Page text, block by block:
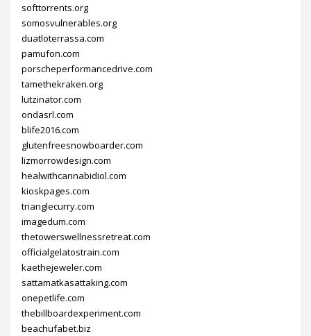
softtorrents.org
somosvulnerables.org
duatloterrassa.com
pamufon.com
porscheperformancedrive.com
tamethekraken.org
lutzinator.com
ondasrl.com
blife2016.com
glutenfreesnowboarder.com
lizmorrowdesign.com
healwithcannabidiol.com
kioskpages.com
trianglecurry.com
imagedum.com
thetowerswellnessretreat.com
officialgelatostrain.com
kaethejeweler.com
sattamatkasattaking.com
onepetlife.com
thebillboardexperiment.com
beachufabet.biz